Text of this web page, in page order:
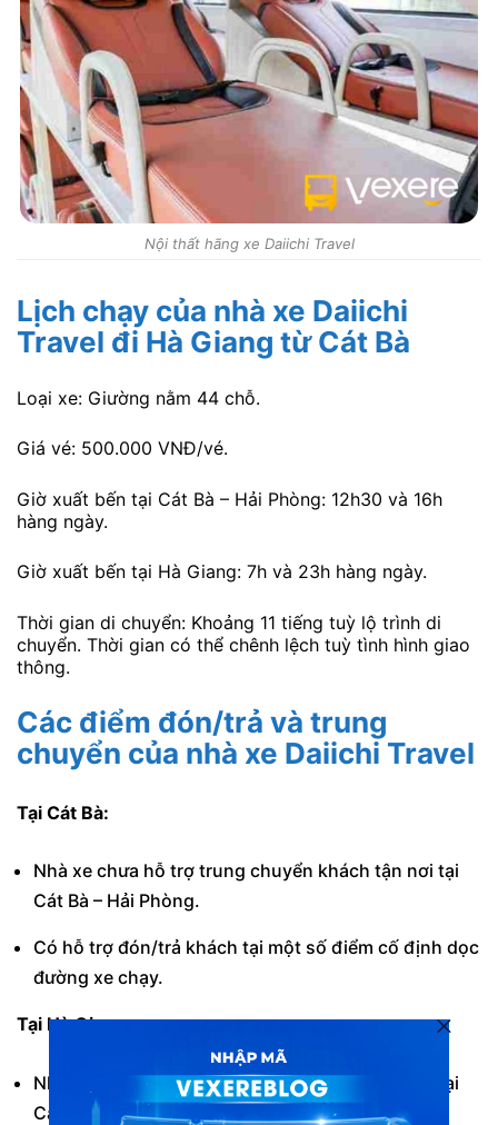
Nội thất hãng xe Daiichi Travel
Lịch chạy của nhà xe Daiichi
Travel đi Hà Giang từ Cát Bà
Loại xe: Giường nằm 44 chỗ.
Giá vé: 500.000 VNĐ/vé.
Giờ xuất bến tại Cát Bà – Hải Phòng: 12h30 và 16h
hàng ngày.
Giờ xuất bến tại Hà Giang: 7h và 23h hàng ngày.
Thời gian di chuyển: Khoảng 11 tiếng tuỳ lộ trình di
chuyển. Thời gian có thể chênh lệch tuỳ tình hình giao
thông.
Các điểm đón/trả và trung
chuyển của nhà xe Daiichi Travel
Tại Cát Bà:
Nhà xe chưa hỗ trợ trung chuyển khách tận nơi tại
Cát Bà – Hải Phòng.
Có hỗ trợ đón/trả khách tại một số điểm cố định dọc
đường xe chạy.
Tại Hà Giang:
Nhà xe chưa hỗ trợ trung chuyển khách tận nơi tại
Cát Bà – Hải Phòng.